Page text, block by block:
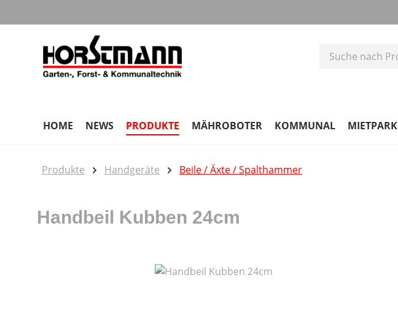
HOME NEWS PRODUKTE MÄHROBOTER KOMMUNAL MIETPARK
Produkte Handgeräte Beile / Äxte / Spalthammer
Handbeil Kubben 24cm